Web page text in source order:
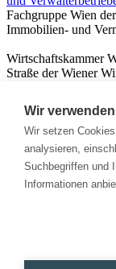
Fachgruppe Wien der
Immobilien- und
Wirtschaftskammer
Straße der Wiener
Nützliches
Formulare &
Expert:innen
Info
Wir
Wir setzen
analysieren,
Suchbegriffen und
Informationen